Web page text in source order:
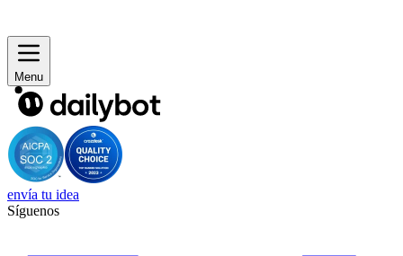
Menu
envía tu idea
Síguenos